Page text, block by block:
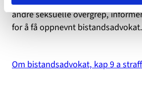
andre seksuelle overgrep,
for å få oppnevnt bistandsadvokat.
Om bistandsadvokat, kap 9 a